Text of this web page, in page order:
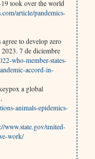
19 took over the world
article/pandemics-
to develop zero
7 de diciembre
who-member-states-
accord-in-
a global
animals-epidemics-
www.state.gov/united-
work/